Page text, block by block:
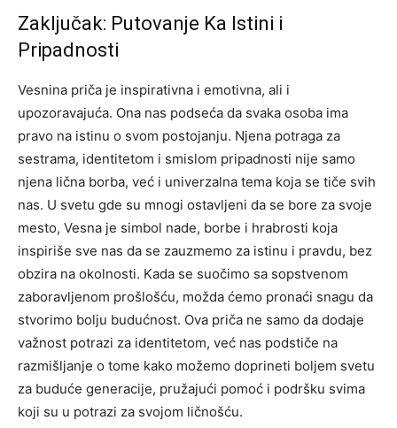
Zaključak: Putovanje Ka Istini i
Pripadnosti
Vesnina priča je inspirativna i emotivna, ali i
upozoravajuća. Ona nas podseća da svaka osoba ima
pravo na istinu o svom postojanju. Njena potraga za
sestrama, identitetom i smislom pripadnosti nije samo
njena lična borba, već i univerzalna tema koja se tiče svih
nas. U svetu gde su mnogi ostavljeni da se bore za svoje
mesto, Vesna je simbol nade, borbe i hrabrosti koja
inspiriše sve nas da se zauzmemo za istinu i pravdu, bez
obzira na okolnosti. Kada se suočimo sa sopstvenom
zaboravljenom prošlošću, možda ćemo pronaći snagu da
stvorimo bolju budućnost. Ova priča ne samo da dodaje
važnost potrazi za identitetom, već nas podstiče na
razmišljanje o tome kako možemo doprineti boljem svetu
za buduće generacije, pružajući pomoć i podršku svima
koji su u potrazi za svojom ličnošću.